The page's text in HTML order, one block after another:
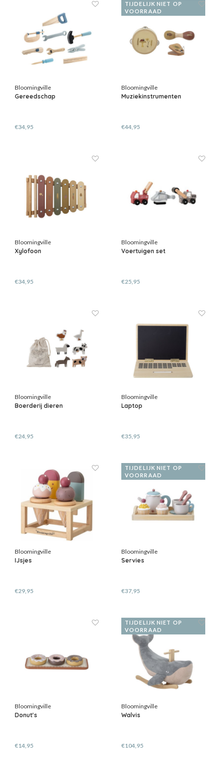
Bloomingville
Gereedschap
€34,95
TIJDELIJK NIET OP
VOORRAAD
Bloomingville
Muziekinstrumenten
€44,95
Bloomingville
Xylofoon
€34,95
Bloomingville
Voertuigen set
€25,95
Bloomingville
Boerderij dieren
€24,95
Bloomingville
Laptop
€35,95
Bloomingville
IJsjes
€29,95
TIJDELIJK NIET OP
VOORRAAD
Bloomingville
Servies
€37,95
Bloomingville
Donut's
€14,95
TIJDELIJK NIET OP
VOORRAAD
Bloomingville
Walvis
€104,95